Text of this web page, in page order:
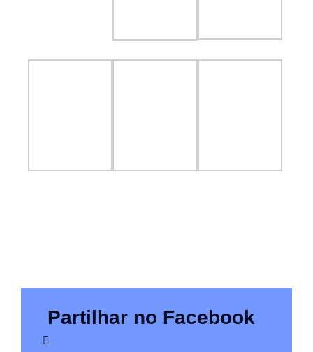
Partilhar no Facebook